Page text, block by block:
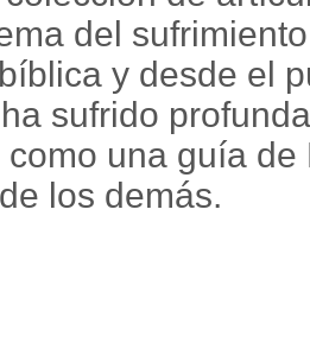
del
y desde el
sufrido
como una guía
los demás.